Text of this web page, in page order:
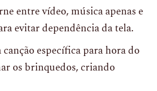
entre vídeo, música apenas e
evitar dependência da tela.
canção específica para hora do
os brinquedos, criando